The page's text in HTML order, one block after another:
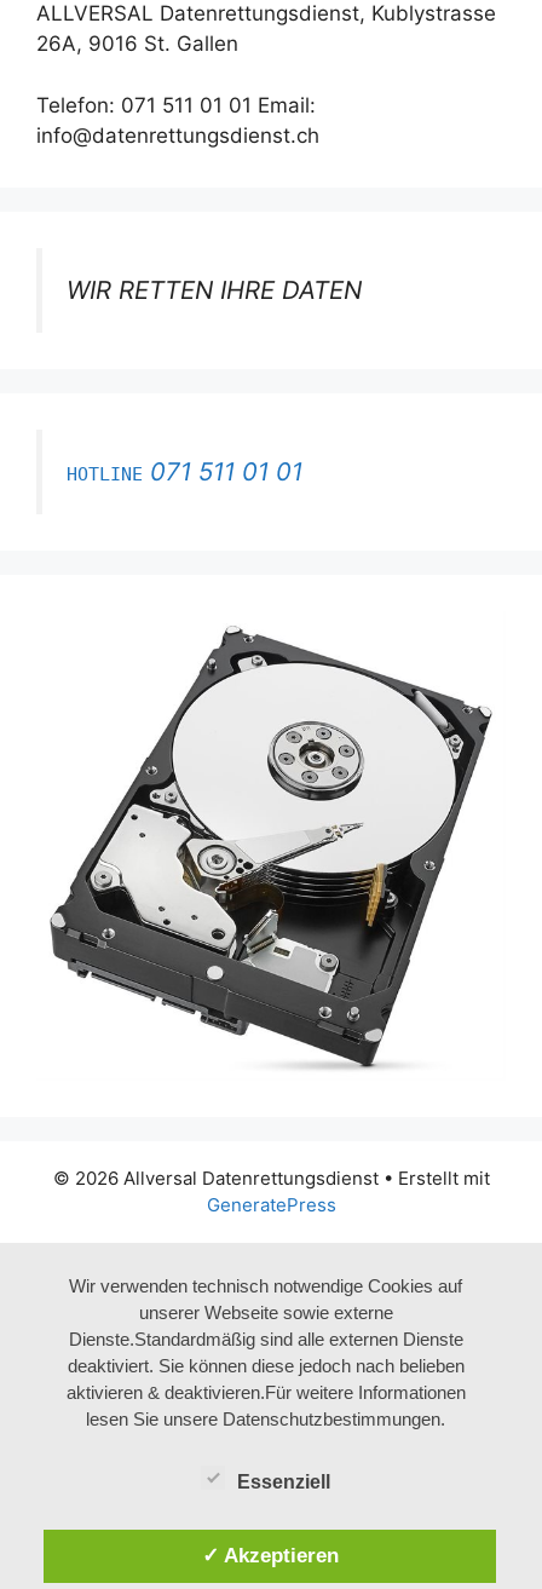
ALLVERSAL Datenrettungsdienst, Kublystrasse
26A, 9016 St. Gallen
Telefon: 071 511 01 01 Email:
info@datenrettungsdienst.ch
WIR RETTEN IHRE DATEN
HOTLINE 071 511 01 01
© 2026 Allversal Datenrettungsdienst• Erstellt mit
GeneratePress
Wir verwenden technisch notwendige Cookies auf
unserer Webseite sowie externe
Dienste.Standardmäßig sind alle externen Dienste
deaktiviert. Sie können diese jedoch nach belieben
aktivieren & deaktivieren.Für weitere Informationen
lesen Sie unsere Datenschutzbestimmungen.
Essenziell
✓ Akzeptieren